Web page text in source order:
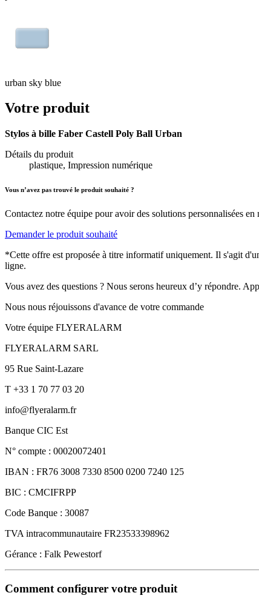
urban sky blue
Votre produit
Stylos à bille Faber Castell Poly Ball Urban
Détails du produit
plastique, Impression numérique
Vous n’avez pas trouvé le produit souhaité ?
Contactez notre équipe pour avoir des solutions personnalisées
Demander le produit souhaité
*Cette offre est proposée à titre informatif uniquement. Il s'agit
ligne.
Vous avez des questions ? Nous serons heureux d’y répondre.
Nous nous réjouissons d'avance de votre commande
Votre équipe FLYERALARM
FLYERALARM SARL
95 Rue Saint-Lazare
T +33 1 70 77 03 20
info@flyeralarm.fr
Banque CIC Est
N° compte : 00020072401
IBAN : FR76 3008 7330 8500 0200 7240 125
BIC : CMCIFRPP
Code Banque : 30087
TVA intracommunautaire FR23533398962
Gérance : Falk Pewestorf
Comment configurer votre produit